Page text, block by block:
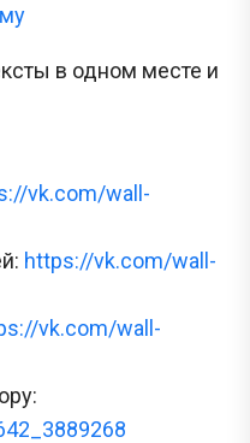
в одном месте и
vk.com/wall-
https://vk.com/wall-
vk.com/wall-